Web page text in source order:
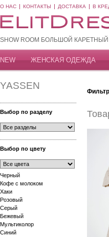
О НАС КОНТАКТЫ ДОСТАВКА В
SHOW ROOM БОЛЬШОЙ КАРЕТНЫЙ
NEW ЖЕНСКАЯ ОДЕЖДА
YASSEN
Выбор по разделу
Выбор по цвету
Черный
Кофе с молоком
Хаки
Розовый
Серый
Бежевый
Мультиколор
Синий